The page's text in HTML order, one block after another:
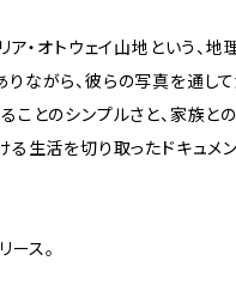
ア・オトウェイ山地という、地
ながら、彼らの写真を通し
ことのシンプルさと、家族との
生活を切り取ったドキュメ
ス。